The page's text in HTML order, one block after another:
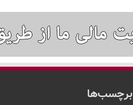
برچسب‌ها